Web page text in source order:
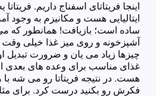
اینجا فریتاتای اسفناج داریم.
ایتالیایی هست و مکانیزم به وجود
ساده است؛ بازیافت! همانطور که می
آشپزخونه و روی میز غذا خیلی وقت
چیزها زیاد می یان و ضرورت تبدیل
غذای مناسب برای وعده های بعدی
هست. در نتیجه فریتاتا رو می شه
فکرش رو بکنید درست کرد. برای